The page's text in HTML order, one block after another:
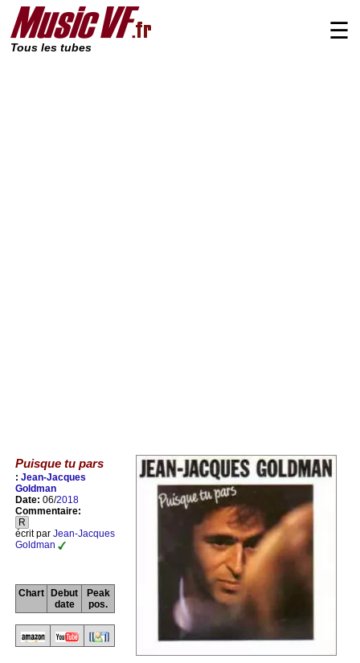
Tous les tubes
☰
Puisque tu pars
: Jean-Jacques
Goldman
Date: 06/2018
Commentaire:
R
écrit par Jean-Jacques
Goldman
Chart
Debut
date
Peak
pos.